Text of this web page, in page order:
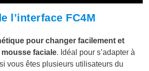
l’interface FC4M
pour changer facilement et
faciale. Idéal pour s’adapter à
vous êtes plusieurs utilisateurs du